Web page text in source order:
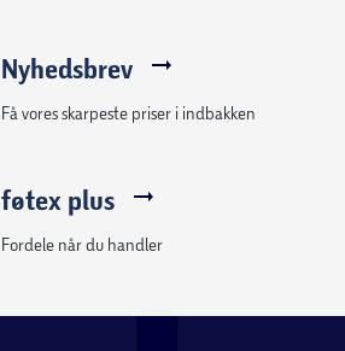
Nyhedsbrev
Få vores skarpeste priser i indbakken
føtex plus
Fordele når du handler